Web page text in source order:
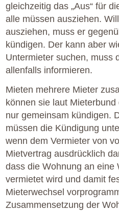
gleichzeitig das „Aus“ für
alle müssen ausziehen.
ausziehen, muss er
kündigen. Der kann aber
Untermieter suchen, muss
allenfalls informieren.
Mieten mehrere Mieter
können sie laut
nur gemeinsam kündigen.
müssen die Kündigung
wenn dem Vermieter von
Mietvertrag ausdrücklich
dass die Wohnung an eine
vermietet wird und damit
Mieterwechsel
Zusammensetzung der